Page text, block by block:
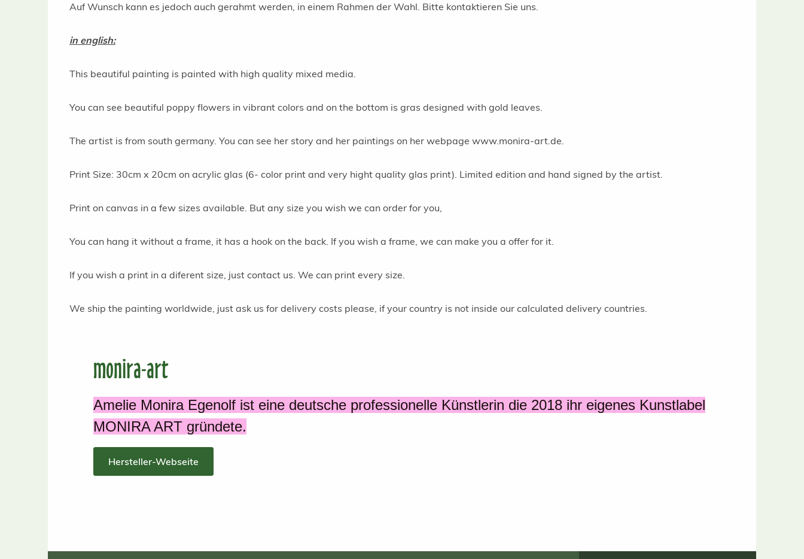
Auf Wunsch kann es jedoch auch gerahmt werden, in einem Rahmen der Wahl. Bitte kontaktieren Sie uns.
in english:
This beautiful painting is painted with high quality mixed media.
You can see beautiful poppy flowers in vibrant colors and on the bottom is gras designed with gold leaves.
The artist is from south germany. You can see her story and her paintings on her webpage www.monira-art.de.
Print Size: 30cm x 20cm on acrylic glas (6- color print and very hight quality glas print). Limited edition and hand signed by the artist.
Print on canvas in a few sizes available. But any size you wish we can order for you,
You can hang it without a frame, it has a hook on the back. If you wish a frame, we can make you a offer for it.
If you wish a print in a diferent size, just contact us. We can print every size.
We ship the painting worldwide, just ask us for delivery costs please, if your country is not inside our calculated delivery countries.
monira-art
Amelie Monira Egenolf ist eine deutsche professionelle Künstlerin die 2018 ihr eigenes Kunstlabel
MONIRA ART gründete.
Hersteller-Webseite